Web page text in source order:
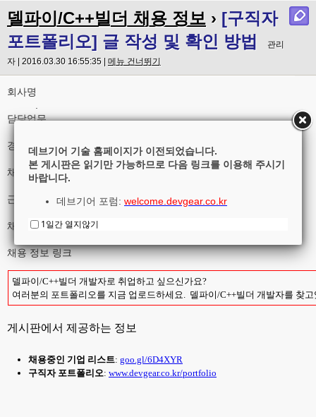
델파이/C++빌더 채용 정보 › [구직자
포트폴리오] 글 작성 및 확인 방법
관리
자 | 2016.03.30 16:55:35 | 메뉴 건너뛰기
회사명
담당업무
경력여부(신입 또는 경력)
.
채용 인원
.
근무 지역
채용 마감 일자
채용 정보 링크
델파이/C++빌더 개발자로 취업하고 싶으신가요?
여러분의 포트폴리오를 지금 업로드하세요. 델파이/C++빌더 개발자를 찾
게시판에서 제공하는 정보
채용중인 기업 리스트: goo.gl/6D4XYR
구직자 포트폴리오: www.devgear.co.kr/portfolio
데브기어 기술 홈페이지가 이전되었습니다.
본 게시판은 읽기만 가능하므로 다음 링크를 이용해 주시기
바랍니다.
데브기어 포럼: welcome.devgear.co.kr
1일간 열지않기